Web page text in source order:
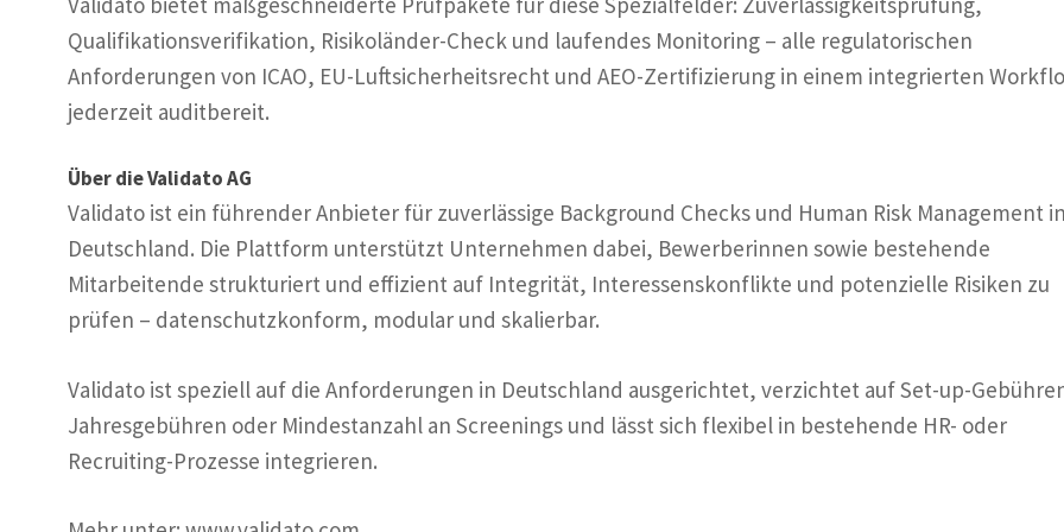
Qualifikationsverifikation, Risikoländer-Check und laufendes Monitoring – alle regulatorischen
Anforderungen von ICAO, EU-Luftsicherheitsrecht und AEO-Zertifizierung in einem integrierten
jederzeit auditbereit.
Über die Validato AG
Validato ist ein führender Anbieter für zuverlässige Background Checks und Human Risk Management in
Deutschland. Die Plattform unterstützt Unternehmen dabei, Bewerberinnen sowie bestehende
Mitarbeitende strukturiert und effizient auf Integrität, Interessenskonflikte und potenzielle Risiken zu
prüfen – datenschutzkonform, modular und skalierbar.
Validato ist speziell auf die Anforderungen in Deutschland ausgerichtet, verzichtet auf Set-up-
Jahresgebühren oder Mindestanzahl an Screenings und lässt sich flexibel in bestehende HR- oder
Recruiting-Prozesse integrieren.